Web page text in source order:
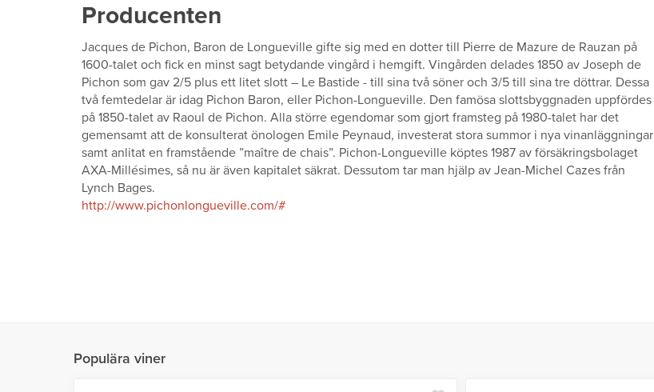
Producenten
Jacques de Pichon, Baron de Longueville gifte sig med en dotter till Pierre de Mazure de Rauzan på
1600-talet och fick en minst sagt betydande vingård i hemgift. Vingården delades 1850 av Joseph de
Pichon som gav 2/5 plus ett litet slott – Le Bastide - till sina två söner och 3/5 till sina tre döttrar. Dessa
två femtedelar är idag Pichon Baron, eller Pichon-Longueville. Den famösa slottsbyggnaden uppfördes
på 1850-talet av Raoul de Pichon. Alla större egendomar som gjort framsteg på 1980-talet har det
gemensamt att de konsulterat önologen Emile Peynaud, investerat stora summor i nya vinanläggningar
samt anlitat en framstående ”maître de chais”. Pichon-Longueville köptes 1987 av försäkringsbolaget
AXA-Millésimes, så nu är även kapitalet säkrat. Dessutom tar man hjälp av Jean-Michel Cazes från
Lynch Bages.
http://www.pichonlongueville.com/#
Populära viner